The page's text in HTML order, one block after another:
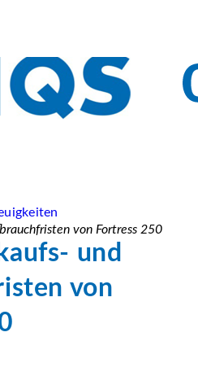
von Fortress 250
und
von